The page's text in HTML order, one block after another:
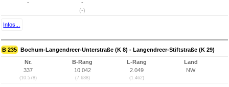
-
-
(-)
Infos...
B 235 Bochum-Langendreer-Unterstraße (K 8) - Langendreer-Stiftstraße (K 29)
Nr.
337
(10.578)
B-Rang
10.042
(7.638)
L-Rang
2.049
(1.462)
Land
NW